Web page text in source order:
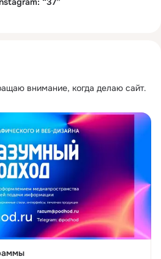
внимание, когда делаю сайт.